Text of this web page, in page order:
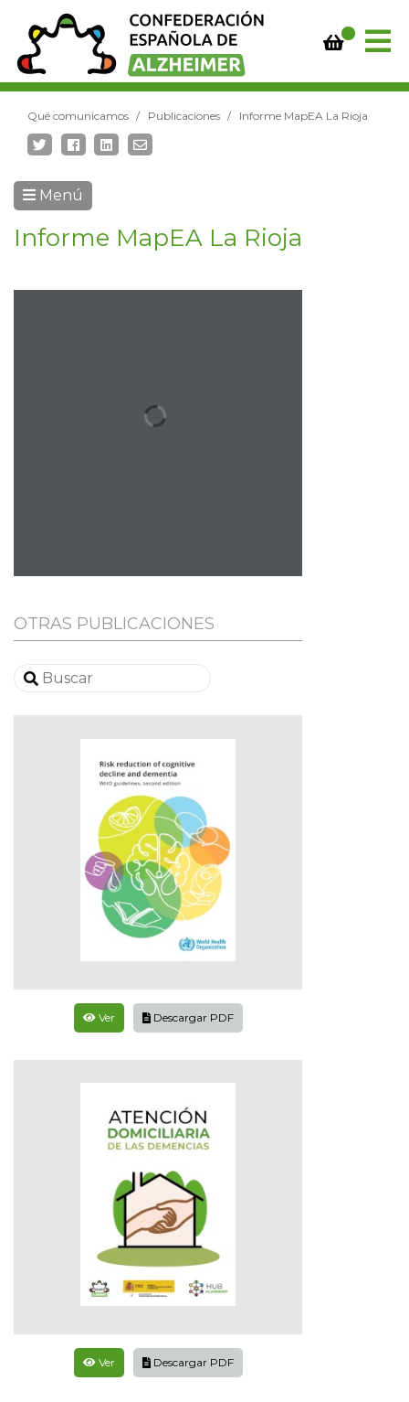
Qué comunicamos Publicaciones Informe MapEA La Rioja
Menú
Informe MapEA La Rioja
OTRAS PUBLICACIONES
Ver Descargar PDF
Ver Descargar PDF